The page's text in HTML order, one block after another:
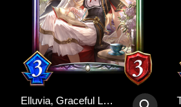
Elluvia, Graceful Lady